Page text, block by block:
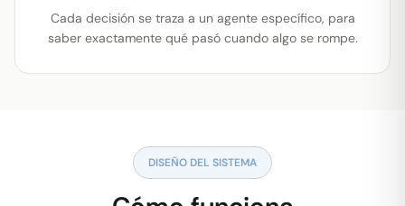
Cada decisión se traza a un agente específico, para
saber exactamente qué pasó cuando algo se rompe.
DISEÑO DEL SISTEMA